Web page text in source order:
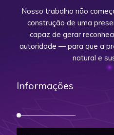
Nosso trabalho não
construção de uma
capaz de gerar
autoridade — para que a
natural e
Informações